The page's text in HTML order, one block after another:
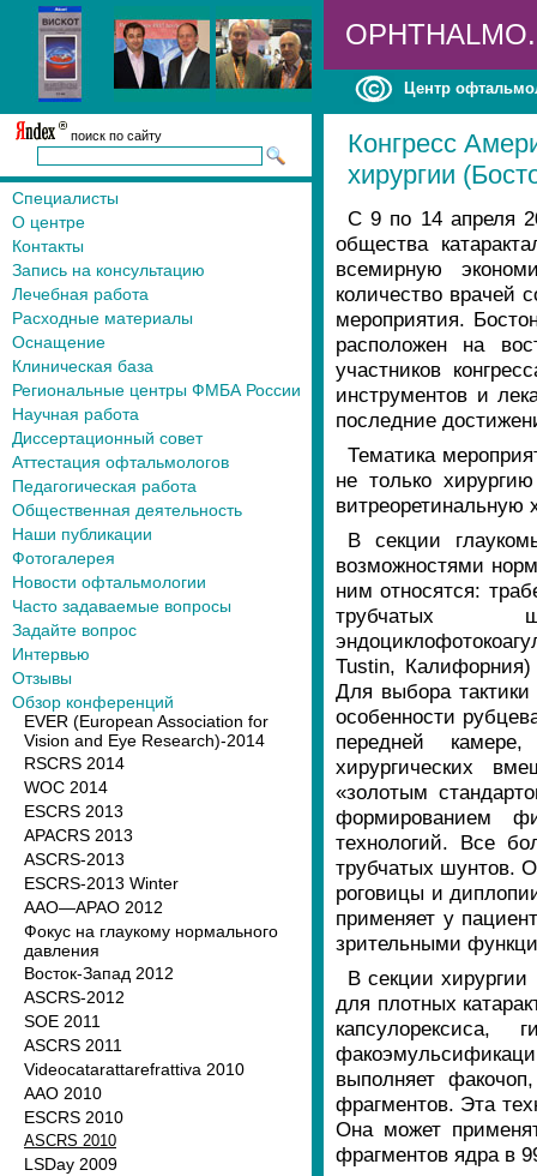
Центр
поиск по сайту
Специалисты
О центре
Контакты
Запись на консультацию
Лечебная работа
Расходные материалы
Оснащение
Клиническая база
Региональные центры ФМБА России
Научная работа
Диссертационный совет
Аттестация офтальмологов
Педагогическая работа
Общественная деятельность
Наши публикации
Фотогалерея
Новости офтальмологии
Часто задаваемые вопросы
Задайте вопрос
Интервью
Отзывы
Обзор конференций
EVER (European Association for
Vision and Eye Research)-2014
RSCRS 2014
WOC 2014
ESCRS 2013
APACRS 2013
ASCRS-2013
ESCRS-2013 Winter
AAO—APAO 2012
Фокус на глаукому нормального
давления
Восток-Запад 2012
ASCRS-2012
SOE 2011
ASCRS 2011
Videocatarattarefrattiva 2010
ААО 2010
ESCRS 2010
ASCRS 2010
LSDay 2009
Конгресс
хирургии
С 9 по 14 апреля
общества
всемирную
количество врачей
мероприятия.
расположен на
участников
инструментов и
последние
Тематика
не только
витреоретинальную
В секции
возможностями
ним относятся:
трубчатых
Tustin,
Для выбора
особенности
передней
хирургических
«золотым
формированием
технологий. Все
трубчатых шунтов.
роговицы и
применяет у
зрительными
В секции хирургии
для плотных
выполняет
фрагментов. Эта
Она может
фрагментов ядра в